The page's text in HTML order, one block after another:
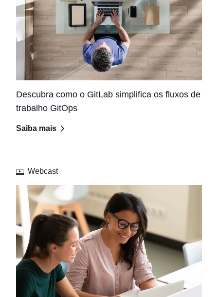
Descubra como o GitLab simplifica os fluxos de
trabalho GitOps
Saiba mais
Webcast